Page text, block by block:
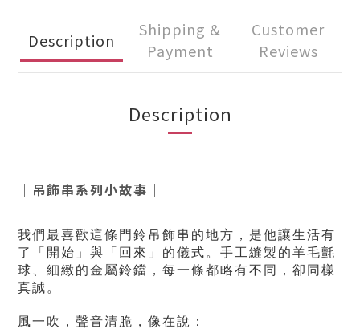
Description
Shipping &
Payment
Customer
Reviews
Description
｜吊飾串系列小故事｜
我們最喜歡這條門鈴吊飾串的地方，是他讓生活有
了「開始」與「回來」的儀式。手工縫製的羊毛氈
球、細緻的金屬鈴鐺，每一條都略有不同，卻同樣
真誠。
風一吹，聲音清脆，像在說：